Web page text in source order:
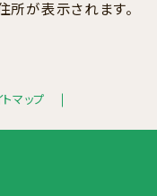
が表示されます。
トマップ